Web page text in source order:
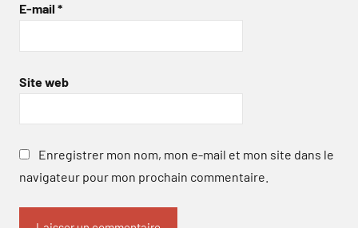
E-mail *
Site web
Enregistrer mon nom, mon e-mail et mon site dans le
navigateur pour mon prochain commentaire.